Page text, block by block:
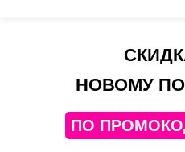
Достоинства
Комментарий
НОВОМУ
ПО